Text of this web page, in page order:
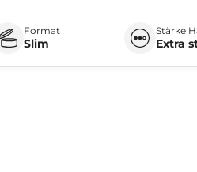
Format
Slim
Stärke
Extra